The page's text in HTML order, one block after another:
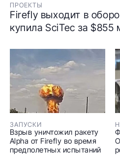
ПРОЕКТЫ
Firefly выходит в
купила SciTec за $855
ЗАПУСКИ
Взрыв уничтожил ракету
Alpha от Firefly во время
предполетных испытаний